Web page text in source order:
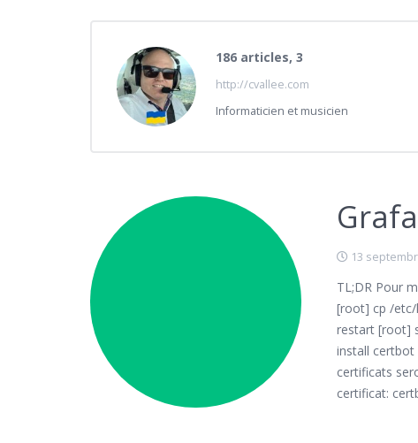
186 articles, 3
http://cvallee.com
Informaticien et musicien
13
TL;DR Pour
[root] cp /
restart [root]
install
certificats
certificat: